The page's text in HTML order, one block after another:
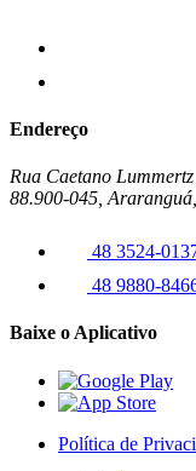
Endereço
Rua Caetano
88.900-045,
48 3524-
48 9880-
Baixe o Aplicativo
Política de